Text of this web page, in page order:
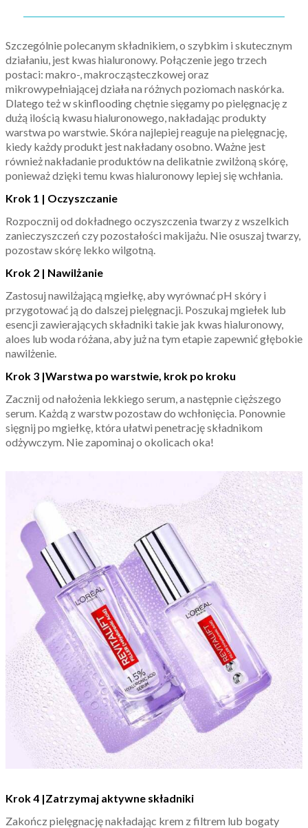
Szczególnie polecanym składnikiem, o szybkim i skutecznym
działaniu, jest kwas hialuronowy. Połączenie jego trzech
postaci: makro-, makrocząsteczkowej oraz
mikrowypełniającej działa na różnych poziomach naskórka.
Dlatego też w skinflooding chętnie sięgamy po pielęgnację z
dużą ilością kwasu hialuronowego, nakładając produkty
warstwa po warstwie. Skóra najlepiej reaguje na pielęgnację,
kiedy każdy produkt jest nakładany osobno. Ważne jest
również nakładanie produktów na delikatnie zwilżoną skórę,
ponieważ dzięki temu kwas hialuronowy lepiej się wchłania.
Krok 1 | Oczyszczanie
Rozpocznij od dokładnego oczyszczenia twarzy z wszelkich
zanieczyszczeń czy pozostałości makijażu. Nie osuszaj twarzy,
pozostaw skórę lekko wilgotną.
Krok 2 | Nawilżanie
Zastosuj nawilżającą mgiełkę, aby wyrównać pH skóry i
przygotować ją do dalszej pielęgnacji. Poszukaj mgiełek lub
esencji zawierających składniki takie jak kwas hialuronowy,
aloes lub woda różana, aby już na tym etapie zapewnić głębokie
nawilżenie.
Krok 3 |Warstwa po warstwie, krok po kroku
Zacznij od nałożenia lekkiego serum, a następnie cięższego
serum. Każdą z warstw pozostaw do wchłonięcia. Ponownie
sięgnij po mgiełkę, która ułatwi penetrację składnikom
odżywczym. Nie zapominaj o okolicach oka!
Krok 4 |Zatrzymaj aktywne składniki
Zakończ pielęgnację nakładając krem z filtrem lub bogaty